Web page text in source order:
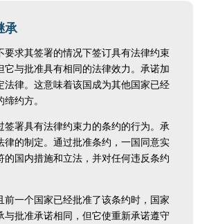
承
要求其签署的情况下签订具有法律约束
它与批准具有相同的法律效力。承诺加
法律。这意味着该国成为其他国家已经
约方。
签署具有法律约束力的条约的行为。承
律的制定。通过批准条约，一国同意实
的国内措施和立法，并对任何违反条约
前一个国家已经批准了该条约时，国家
与批准承诺相同，但它使重新承诺遵守